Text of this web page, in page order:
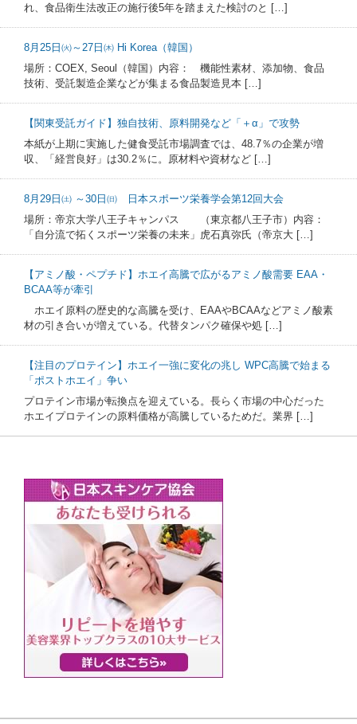
れ、食品衛生法改正の施行後5年を踏まえた検討のと […]
8月25日㈫～27日㈭ Hi Korea（韓国）
場所：COEX, Seoul（韓国）内容： 機能性素材、添加物、食品
技術、受託製造企業などが集まる食品製造見本 […]
【関東受託ガイド】独自技術、原料開発など「＋α」で攻勢
本紙が上期に実施した健食受託市場調査では、48.7％の企業が増
収、「経営良好」は30.2％に。原材料や資材など […]
8月29日㈯ ～30日㈰ 日本スポーツ栄養学会第12回大会
場所：帝京大学八王子キャンパス （東京都八王子市）内容：
「自分流で拓くスポーツ栄養の未来」虎石真弥氏（帝京大 […]
【アミノ酸・ペプチド】ホエイ高騰で広がるアミノ酸需要 EAA・
BCAA等が牽引
ホエイ原料の歴史的な高騰を受け、EAAやBCAAなどアミノ酸素
材の引き合いが増えている。代替タンパク確保や処 […]
【注目のプロテイン】ホエイ一強に変化の兆し WPC高騰で始まる
「ポストホエイ」争い
プロテイン市場が転換点を迎えている。長らく市場の中心だった
ホエイプロテインの原料価格が高騰しているためだ。業界 […]